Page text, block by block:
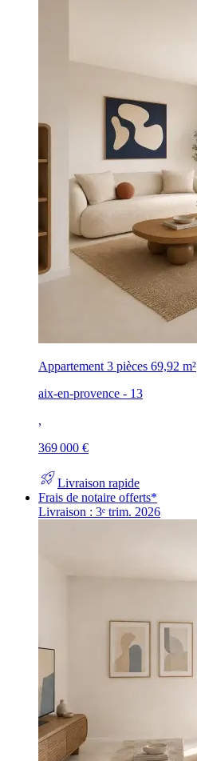
Appartement 3 pièces 69,92 m²
aix-en-provence - 13
,
369 000 €
rocket_launchLivraison rapide
Frais de notaire offerts*
Livraison : 3ᵉ trim. 2026